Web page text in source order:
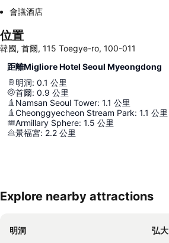
會議酒店
位置
韓國, 首爾, 115 Toegye-ro, 100-011
距離Migliore Hotel Seoul Myeongdong
明洞: 0.1 公里
首爾: 0.9 公里
Namsan Seoul Tower: 1.1 公里
Cheonggyecheon Stream Park: 1.1 公里
Armillary Sphere: 1.5 公里
景福宮: 2.2 公里
Explore nearby attractions
明洞 弘大